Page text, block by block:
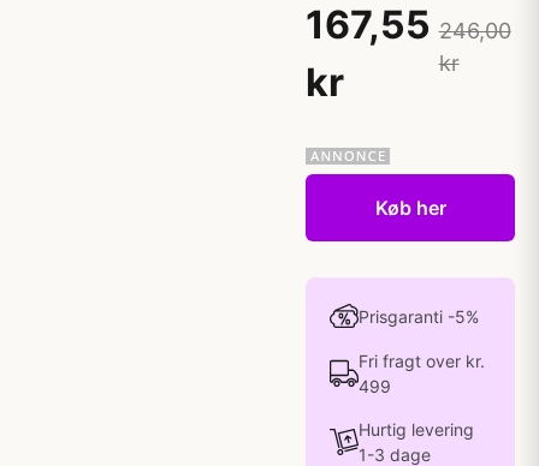
167,55
kr
246,00
kr
Køb her
Prisgaranti -5%
Fri fragt over kr.
499
Hurtig levering
1-3 dage